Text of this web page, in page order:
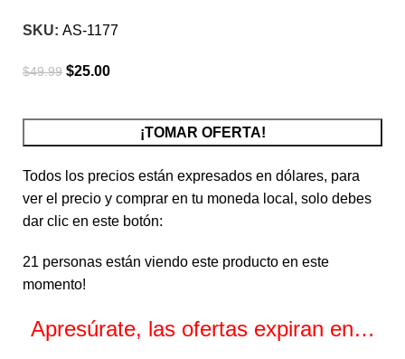
SKU: AS-1177
$49.99 $25.00
¡TOMAR OFERTA!
Todos los precios están expresados en dólares, para
ver el precio y comprar en tu moneda local, solo debes
dar clic en este botón:
21 personas están viendo este producto en este
momento!
Apresúrate, las ofertas expiran en…